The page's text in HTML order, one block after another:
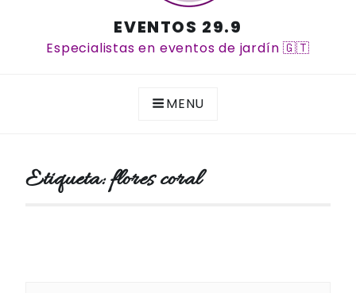
EVENTOS 29.9
Especialistas en eventos de jardín 🇬🇹
MENU
Etiqueta:flores coral